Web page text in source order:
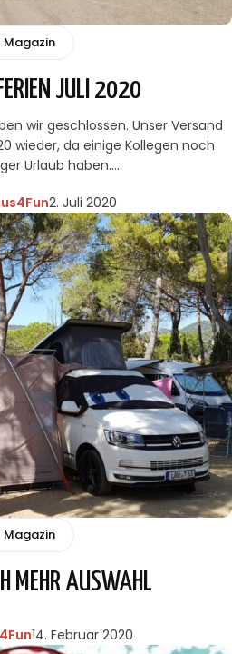
Magazin
JULI 2020
wir geschlossen. Unser Versand
wieder, da einige Kollegen noch
Urlaub haben.…
2. Juli 2020
Magazin
MEHR AUSWAHL
14. Februar 2020